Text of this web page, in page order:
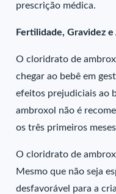
prescrição médica.
Fertilidade, Gravidez
O cloridrato de
chegar ao bebê em
efeitos prejudiciais ao
ambroxol não é
os três primeiros
O cloridrato de
Mesmo que não seja
desfavorável para a